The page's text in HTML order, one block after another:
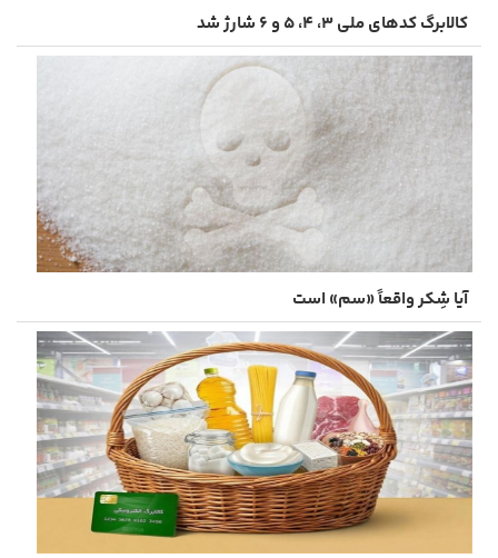
کالابرگ کدهای ملی ۳، ۴، ۵ و ۶ شارژ شد
آیا شِکر واقعاً «سم» است